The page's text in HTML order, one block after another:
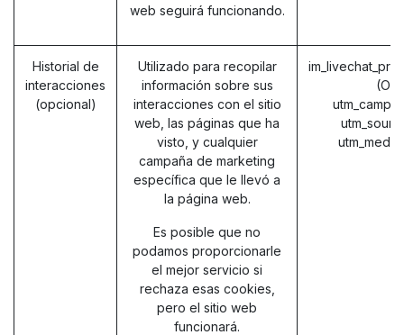
web seguirá funcionando.
Historial de
interacciones
(opcional)
Utilizado para recopilar
información sobre sus
interacciones con el sitio
web, las páginas que ha
visto, y cualquier
campaña de marketing
específica que le llevó a
la página web.
Es posible que no
podamos proporcionarle
el mejor servicio si
rechaza esas cookies,
pero el sitio web
funcionará.